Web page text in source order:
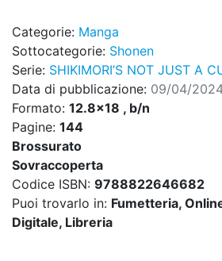
Categorie: Manga
Sottocategorie: Shonen
Serie: SHIKIMORI’S NOT JUST A
Data di pubblicazione: 09/04/
Formato: 12.8x18 , b/n
Pagine: 144
Brossurato
Sovraccoperta
Codice ISBN: 9788822646682
Puoi trovarlo in: Fumetteria,
Digitale, Libreria